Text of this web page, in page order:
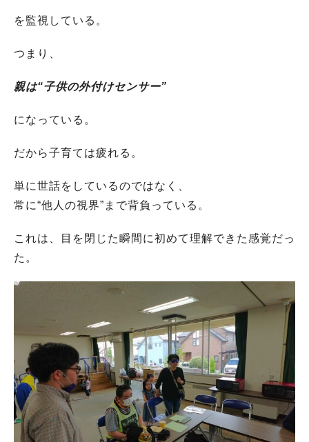
を監視している。
つまり、
親は“子供の外付けセンサー”
になっている。
だから子育ては疲れる。
単に世話をしているのではなく、
常に“他人の視界”まで背負っている。
これは、目を閉じた瞬間に初めて理解できた感覚だっ
た。